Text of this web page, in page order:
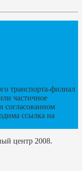
транспорта-филиал
частичное
согласованном
ссылка на
центр 2008.